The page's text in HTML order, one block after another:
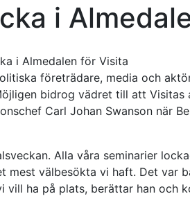
i
företrädare, media och
bidrog vädret till att Visitas
Carl Johan Swanson när
Alla våra seminarier
välbesökta vi haft. Det var
ha på plats, berättar han och